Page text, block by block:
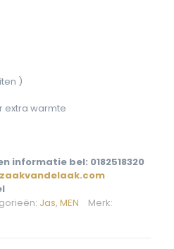
)
extra warmte
informatie bel: 0182518320
Jas, MEN
Merk: